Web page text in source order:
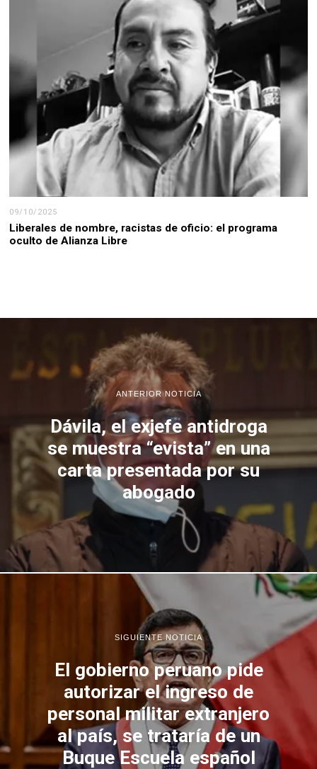
09/10/2025
Liberales de nombre, racistas de oficio: el programa
oculto de Alianza Libre
ANTERIOR NOTICIA
Dávila, el exjefe antidroga
se muestra “evista” en una
carta presentada por su
abogado
SIGUIENTE NOTICIA
El gobierno peruano pide
autorizar el ingreso de
personal militar extranjero
al país, se trataría de un
Buque Escuela español